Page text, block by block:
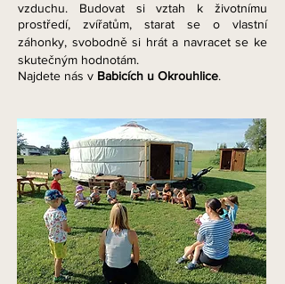
vzduchu. Budovat si vztah k životnímu
prostředí, zvířatům, starat se o vlastní
záhonky, svobodně si hrát a navracet se ke
skutečným hodnotám.
Najdete nás v Babicích u Okrouhlice.